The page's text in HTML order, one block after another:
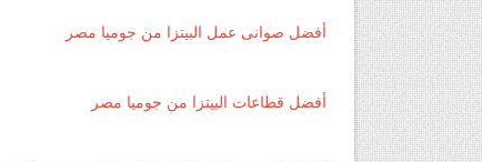
أفضل صوانى عمل البيتزا من جوميا مصر
أفضل قطاعات البيتزا من جوميا مصر